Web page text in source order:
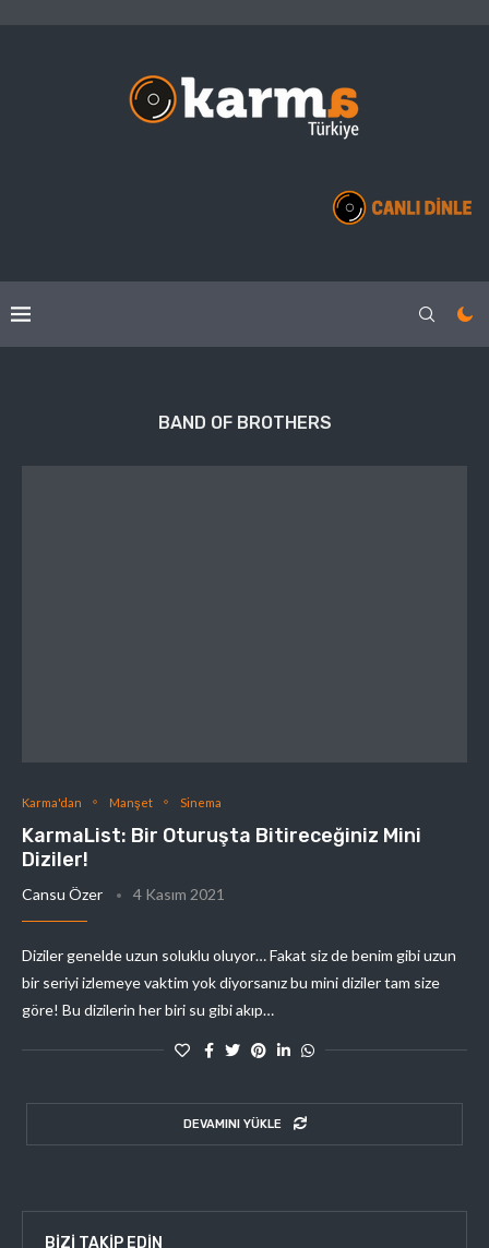
BAND OF BROTHERS
Karma'dan Manşet Sinema
KarmaList: Bir Oturuşta Bitireceğiniz Mini
Diziler!
Cansu Özer 4 Kasım 2021
Diziler genelde uzun soluklu oluyor… Fakat siz de benim gibi uzun
bir seriyi izlemeye vaktim yok diyorsanız bu mini diziler tam size
göre! Bu dizilerin her biri su gibi akıp…
DEVAMINI YÜKLE
BIZI TAKIP EDIN